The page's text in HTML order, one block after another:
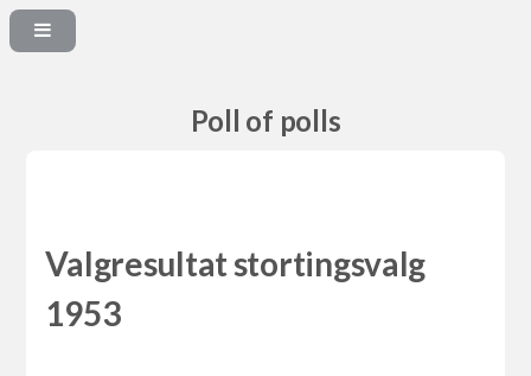
Poll of polls
Valgresultat stortingsvalg
1953